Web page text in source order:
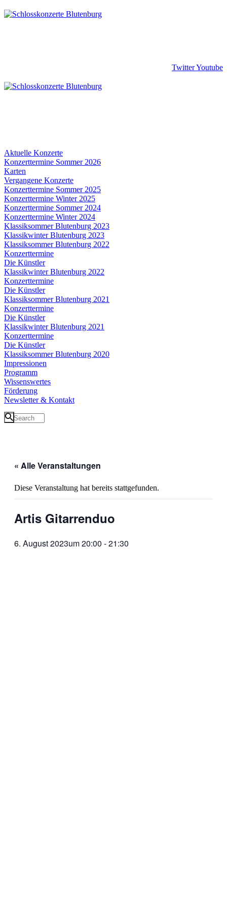
TwitterYoutube
Aktuelle Konzerte
Konzerttermine Sommer 2026
Karten
Vergangene Konzerte
Konzerttermine Sommer 2025
Konzerttermine Winter 2025
Konzerttermine Sommer 2024
Konzerttermine Winter 2024
Klassiksommer Blutenburg 2023
Klassikwinter Blutenburg 2023
Klassiksommer Blutenburg 2022
Konzerttermine
Die Künstler
Klassikwinter Blutenburg 2022
Konzerttermine
Die Künstler
Klassiksommer Blutenburg 2021
Konzerttermine
Die Künstler
Klassikwinter Blutenburg 2021
Konzerttermine
Die Künstler
Klassiksommer Blutenburg 2020
Impressionen
Programm
Wissenswertes
Förderung
Newsletter & Kontakt
« Alle Veranstaltungen
Diese Veranstaltung hat bereits stattgefunden.
Artis Gitarrenduo
6. August 2023um 20:00 -21:30